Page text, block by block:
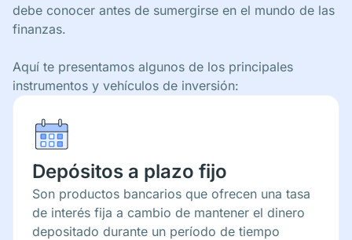
debe conocer antes de sumergirse en el mundo de las
finanzas.
Aquí te presentamos algunos de los principales
instrumentos y vehículos de inversión:
Depósitos a plazo fijo
Son productos bancarios que ofrecen una tasa
de interés fija a cambio de mantener el dinero
depositado durante un período de tiempo